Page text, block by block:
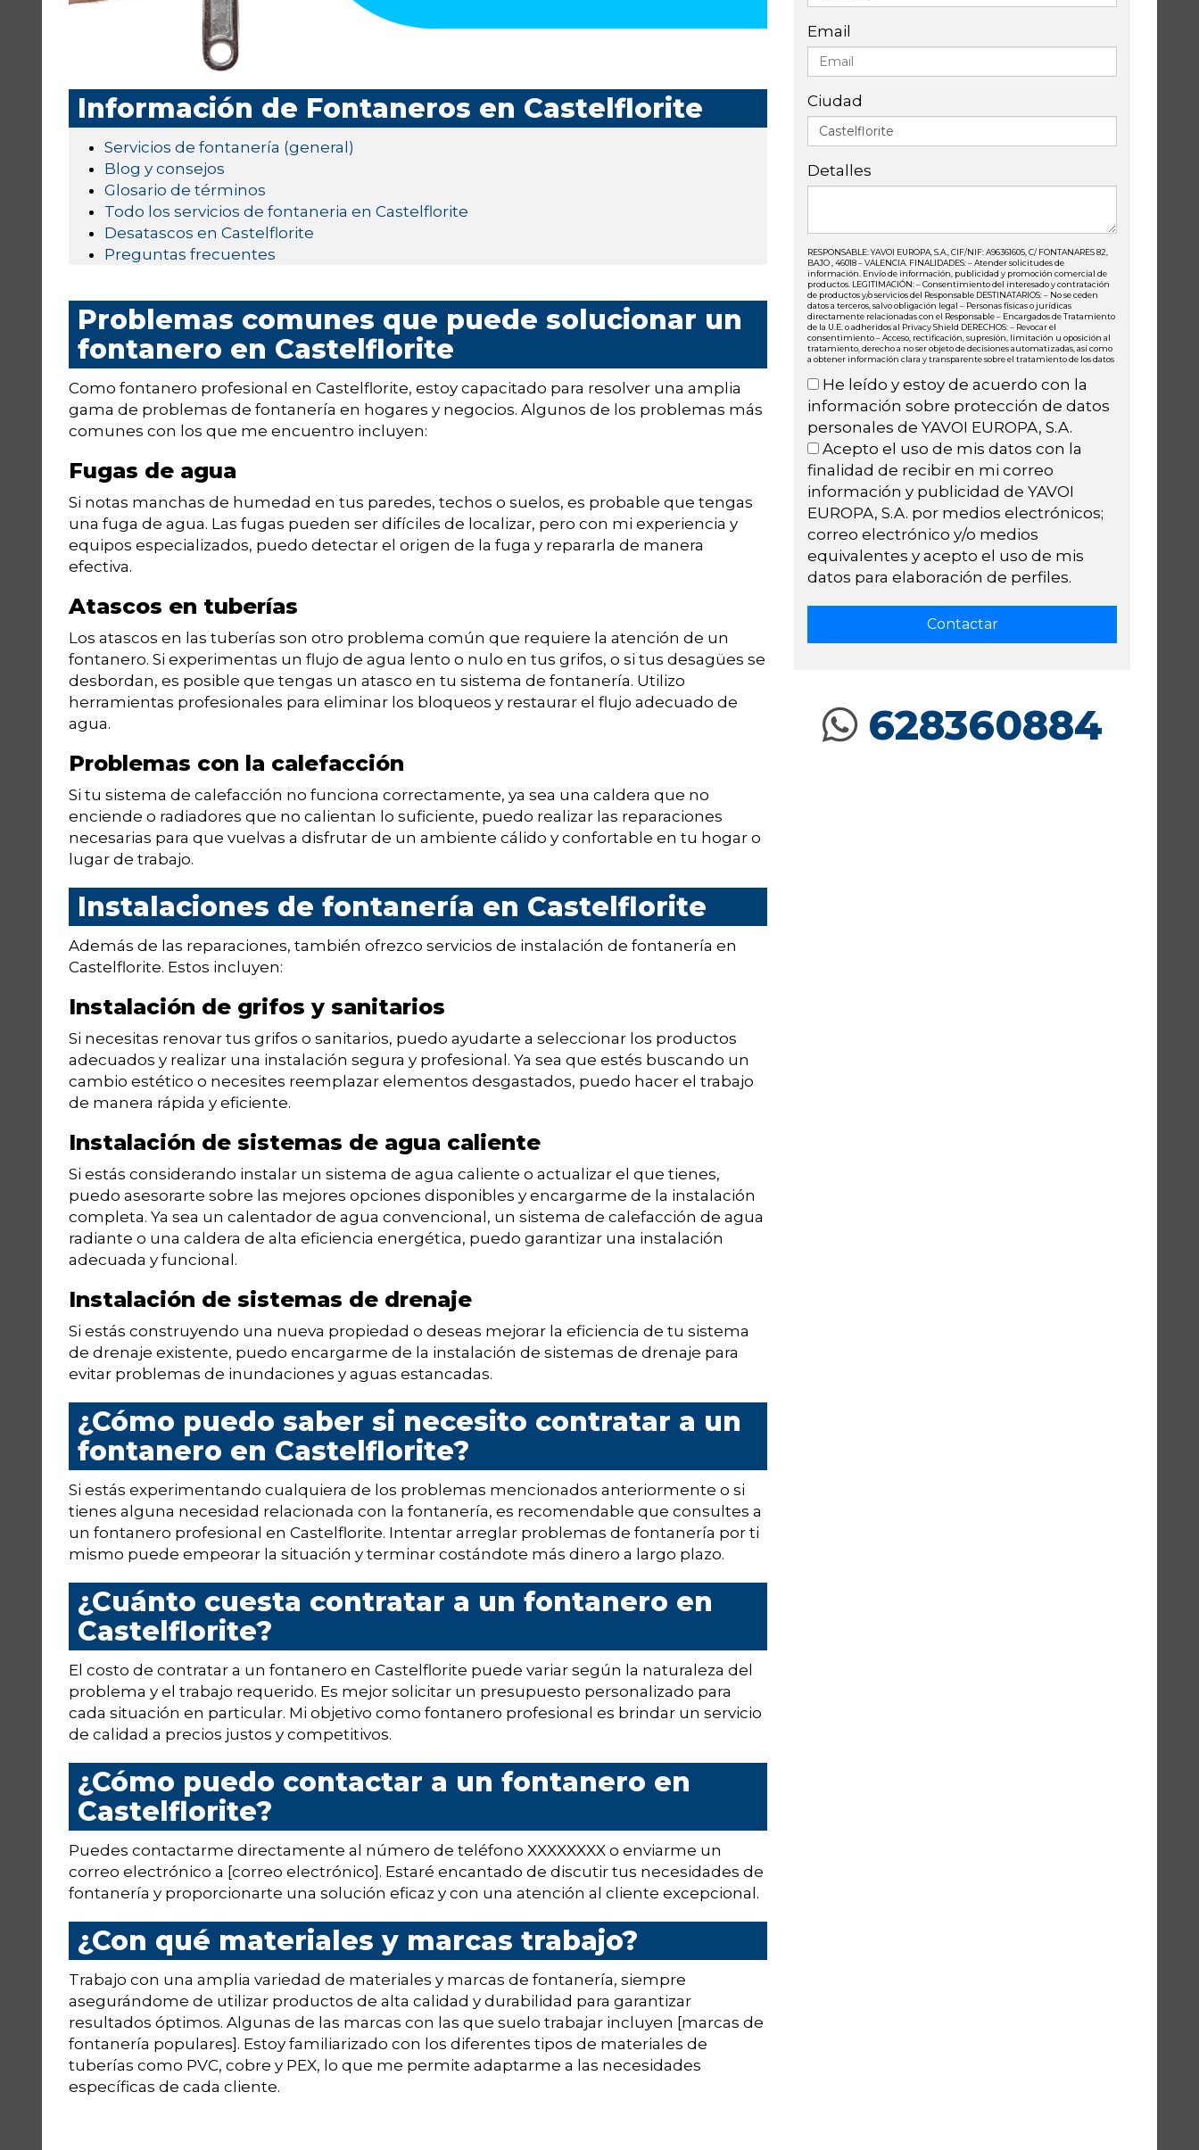
Información de Fontaneros en Castelflorite
Servicios de fontanería (general)
Blog y consejos
Glosario de términos
Todo los servicios de fontaneria en Castelflorite
Desatascos en Castelflorite
Preguntas frecuentes
Problemas comunes que puede solucionar un
fontanero en Castelflorite
Como fontanero profesional en Castelflorite, estoy capacitado para resolver una amplia
gama de problemas de fontanería en hogares y negocios. Algunos de los problemas más
comunes con los que me encuentro incluyen:
Fugas de agua
Si notas manchas de humedad en tus paredes, techos o suelos, es probable que tengas
una fuga de agua. Las fugas pueden ser difíciles de localizar, pero con mi experiencia y
equipos especializados, puedo detectar el origen de la fuga y repararla de manera
efectiva.
Atascos en tuberías
Los atascos en las tuberías son otro problema común que requiere la atención de un
fontanero. Si experimentas un flujo de agua lento o nulo en tus grifos, o si tus desagües se
desbordan, es posible que tengas un atasco en tu sistema de fontanería. Utilizo
herramientas profesionales para eliminar los bloqueos y restaurar el flujo adecuado de
agua.
Problemas con la calefacción
Si tu sistema de calefacción no funciona correctamente, ya sea una caldera que no
enciende o radiadores que no calientan lo suficiente, puedo realizar las reparaciones
necesarias para que vuelvas a disfrutar de un ambiente cálido y confortable en tu hogar o
lugar de trabajo.
Instalaciones de fontanería en Castelflorite
Además de las reparaciones, también ofrezco servicios de instalación de fontanería en
Castelflorite. Estos incluyen:
Instalación de grifos y sanitarios
Si necesitas renovar tus grifos o sanitarios, puedo ayudarte a seleccionar los productos
adecuados y realizar una instalación segura y profesional. Ya sea que estés buscando un
cambio estético o necesites reemplazar elementos desgastados, puedo hacer el trabajo
de manera rápida y eficiente.
Instalación de sistemas de agua caliente
Si estás considerando instalar un sistema de agua caliente o actualizar el que tienes,
puedo asesorarte sobre las mejores opciones disponibles y encargarme de la instalación
completa. Ya sea un calentador de agua convencional, un sistema de calefacción de agua
radiante o una caldera de alta eficiencia energética, puedo garantizar una instalación
adecuada y funcional.
Instalación de sistemas de drenaje
Si estás construyendo una nueva propiedad o deseas mejorar la eficiencia de tu sistema
de drenaje existente, puedo encargarme de la instalación de sistemas de drenaje para
evitar problemas de inundaciones y aguas estancadas.
¿Cómo puedo saber si necesito contratar a un
fontanero en Castelflorite?
Si estás experimentando cualquiera de los problemas mencionados anteriormente o si
tienes alguna necesidad relacionada con la fontanería, es recomendable que consultes a
un fontanero profesional en Castelflorite. Intentar arreglar problemas de fontanería por ti
mismo puede empeorar la situación y terminar costándote más dinero a largo plazo.
¿Cuánto cuesta contratar a un fontanero en
Castelflorite?
El costo de contratar a un fontanero en Castelflorite puede variar según la naturaleza del
problema y el trabajo requerido. Es mejor solicitar un presupuesto personalizado para
cada situación en particular. Mi objetivo como fontanero profesional es brindar un servicio
de calidad a precios justos y competitivos.
¿Cómo puedo contactar a un fontanero en
Castelflorite?
Puedes contactarme directamente al número de teléfono XXXXXXXX o enviarme un
correo electrónico a [correo electrónico]. Estaré encantado de discutir tus necesidades de
fontanería y proporcionarte una solución eficaz y con una atención al cliente excepcional.
¿Con qué materiales y marcas trabajo?
Trabajo con una amplia variedad de materiales y marcas de fontanería, siempre
asegurándome de utilizar productos de alta calidad y durabilidad para garantizar
resultados óptimos. Algunas de las marcas con las que suelo trabajar incluyen [marcas de
fontanería populares]. Estoy familiarizado con los diferentes tipos de materiales de
tuberías como PVC, cobre y PEX, lo que me permite adaptarme a las necesidades
específicas de cada cliente.
Email
Ciudad
Detalles
RESPONSABLE: YAVOI EUROPA, S.A., CIF/NIF: A96361605, C/ FONTANARES 82,
BAJO , 46018 – VALENCIA. FINALIDADES: – Atender solicitudes de
información. Envío de información, publicidad y promoción comercial de
productos. LEGITIMACIÓN: – Consentimiento del interesado y contratación
de productos y/o servicios del Responsable DESTINATARIOS: – No se ceden
datos a terceros, salvo obligación legal – Personas físicas o jurídicas
directamente relacionadas con el Responsable – Encargados de Tratamiento
de la U.E. o adheridos al Privacy Shield DERECHOS: – Revocar el
consentimiento – Acceso, rectificación, supresión, limitación u oposición al
tratamiento, derecho a no ser objeto de decisiones automatizadas, así como
a obtener información clara y transparente sobre el tratamiento de los datos
He leído y estoy de acuerdo con la
información sobre protección de datos
personales de YAVOI EUROPA, S.A.
Acepto el uso de mis datos con la
finalidad de recibir en mi correo
información y publicidad de YAVOI
EUROPA, S.A. por medios electrónicos;
correo electrónico y/o medios
equivalentes y acepto el uso de mis
datos para elaboración de perfiles.
628360884